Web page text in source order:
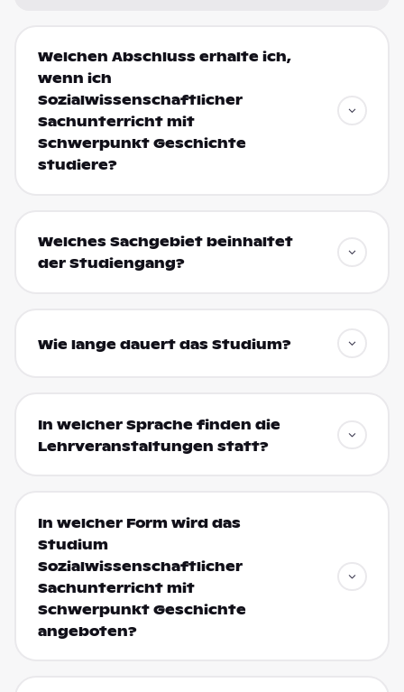
Welchen Abschluss erhalte ich,
wenn ich
Sozialwissenschaftlicher
Sachunterricht mit
Schwerpunkt Geschichte
studiere?
Welches Sachgebiet beinhaltet
der Studiengang?
Wie lange dauert das Studium?
In welcher Sprache finden die
Lehrveranstaltungen statt?
In welcher Form wird das
Studium
Sozialwissenschaftlicher
Sachunterricht mit
Schwerpunkt Geschichte
angeboten?